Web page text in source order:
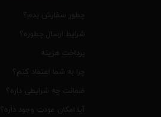
چطور سفارش بدم؟
شرایط ارسال چطوره؟
پرداخت هزینه
چرا به شما اعتماد کنم؟
ضمانت چه شرایطی داره؟
آیا امکان عودت وجود داره؟